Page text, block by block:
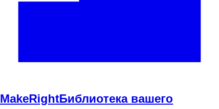
MakeRightБиблиотека вашего